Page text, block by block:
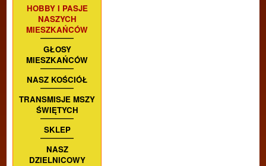
HOBBY I PASJE
NASZYCH
MIESZKAŃCÓW
GŁOSY
MIESZKAŃCÓW
NASZ KOŚCIÓŁ
TRANSMISJE MSZY
ŚWIĘTYCH
SKLEP
NASZ
DZIELNICOWY